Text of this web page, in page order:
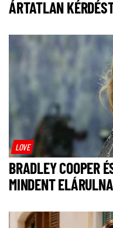
ÁRTATLAN
LOVE
BRADLEY COOPER
MINDENT